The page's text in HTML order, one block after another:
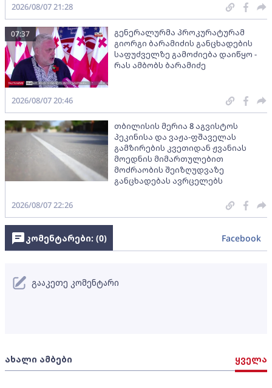
2026/08/07 21:28
გენერალურმა პროკურატურამ
გიორგი ბარამიძის განცხადების
საფუძველზე გამოძიება დაიწყო -
რას ამბობს ბარამიძე
07:37
2026/08/07 20:46
თბილისის მერია 8 აგვისტოს
პეკინისა და ვაჟა-ფშაველას
გამზირების კვეთიდან ჟვანიას
მოედნის მიმართულებით
მოძრაობის შეიზღუდვაზე
განცხადებას ავრცელებს
2026/08/07 22:26
ახალი ამბები ყველა
კომენტარები: (0) Facebook
გააკეთე კომენტარი